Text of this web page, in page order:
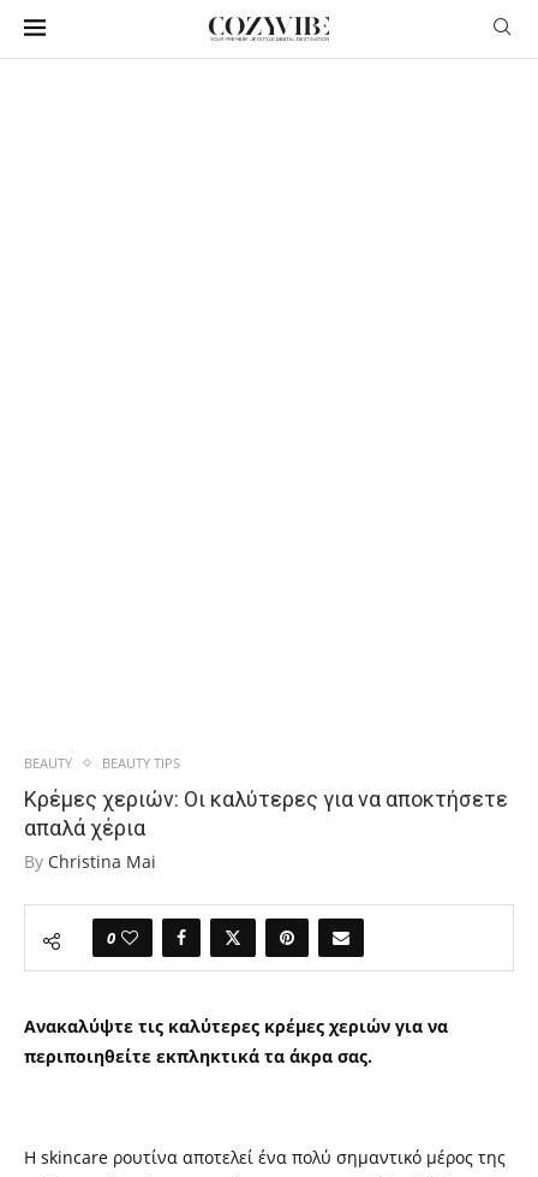
BEAUTY BEAUTY TIPS
Κρέμες χεριών: Οι καλύτερες για να αποκτήσετε
απαλά χέρια
By Christina Mai
0
Ανακαλύψτε τις καλύτερες κρέμες χεριών για να
περιποιηθείτε εκπληκτικά τα άκρα σας.
Η skincare ρουτίνα αποτελεί ένα πολύ σημαντικό μέρος της